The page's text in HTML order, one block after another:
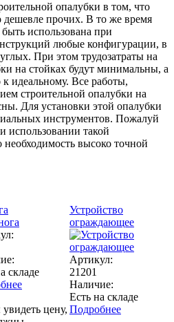
опалубки в том, что
дешевле прочих. В то же время
использована при
любые конфигурации, в
При этом трудозатраты на
на стойках будут минимальны, а
к идеальному. Все работы,
строительной опалубки на
Для установки этой опалубки
инструментов. Пожалуй
использовании такой
необходимость высоко точной
складе
цену,
Устройство
ограждающее
Артикул:
21201
Наличие:
Есть на складе
Подробнее